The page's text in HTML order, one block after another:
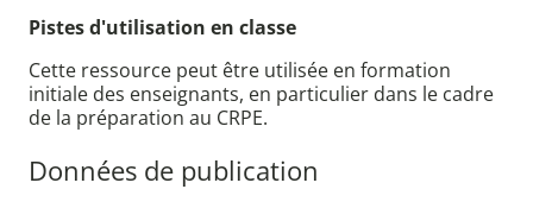
Pistes d'utilisation en classe
Cette ressource peut être utilisée en formation
initiale des enseignants, en particulier dans le cadre
de la préparation au CRPE.
Données de publication